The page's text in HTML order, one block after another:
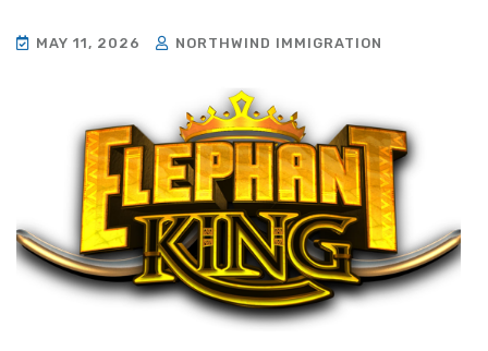
MAY 11, 2026 NORTHWIND IMMIGRATION